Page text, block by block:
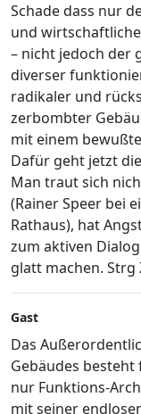
Schade dass nur
und
– nicht jedoch der
diverser
radikaler und
zerbombter
mit einem
Dafür geht jetzt
Man traut sich
(Rainer Speer bei
Rathaus), hat
zum aktiven
glatt machen. Strg
Gast
Das
Gebäudes
nur Funktions-
mit seiner